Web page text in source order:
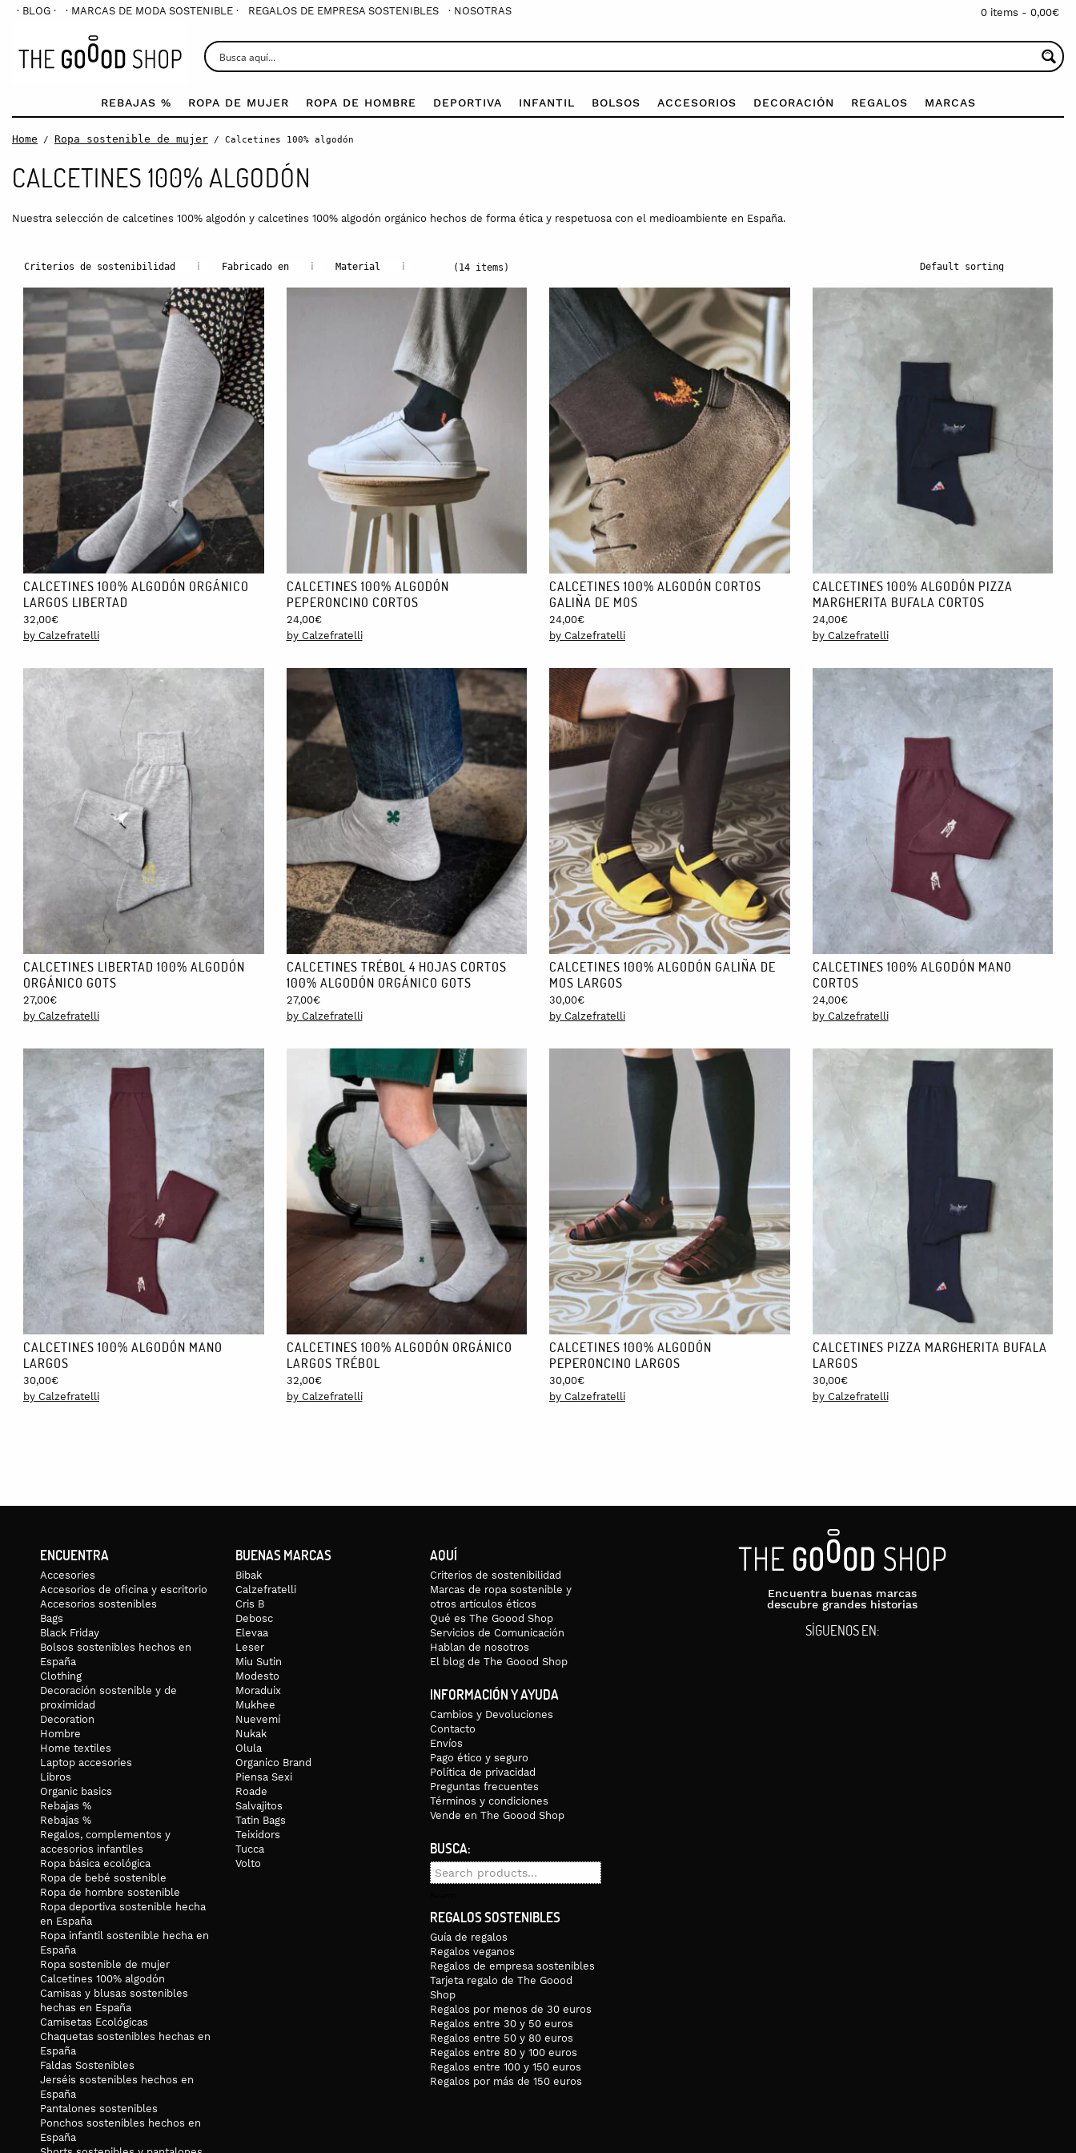
· BLOG · · MARCAS DE MODA SOSTENIBLE · REGALOS DE EMPRESA SOSTENIBLES · NOSOTRAS 0 items - 0,00€
REBAJAS % ROPA DE MUJER ROPA DE HOMBRE DEPORTIVA INFANTIL BOLSOS ACCESORIOS DECORACIÓN REGALOS MARCAS
Home / Ropa sostenible de mujer / Calcetines 100% algodón
CALCETINES 100% ALGODÓN
Nuestra selección de calcetines 100% algodón y calcetines 100% algodón orgánico hechos de forma ética y respetuosa con el medioambiente en España.
i
Criterios de sostenibilidad i
Fabricado en i
Material (14 items)
CALCETINES 100% ALGODÓN ORGÁNICO
LARGOS LIBERTAD
32,00€
by Calzefratelli
CALCETINES 100% ALGODÓN
PEPERONCINO CORTOS
24,00€
by Calzefratelli
CALCETINES 100% ALGODÓN CORTOS
GALIÑA DE MOS
24,00€
by Calzefratelli
CALCETINES 100% ALGODÓN PIZZA
MARGHERITA BUFALA CORTOS
24,00€
by Calzefratelli
CALCETINES LIBERTAD 100% ALGODÓN
ORGÁNICO GOTS
27,00€
by Calzefratelli
CALCETINES TRÉBOL 4 HOJAS CORTOS
100% ALGODÓN ORGÁNICO GOTS
27,00€
by Calzefratelli
CALCETINES 100% ALGODÓN GALIÑA DE
MOS LARGOS
30,00€
by Calzefratelli
CALCETINES 100% ALGODÓN MANO
CORTOS
24,00€
by Calzefratelli
CALCETINES 100% ALGODÓN MANO
LARGOS
30,00€
by Calzefratelli
CALCETINES 100% ALGODÓN ORGÁNICO
LARGOS TRÉBOL
32,00€
by Calzefratelli
CALCETINES 100% ALGODÓN
PEPERONCINO LARGOS
30,00€
by Calzefratelli
CALCETINES PIZZA MARGHERITA BUFALA
LARGOS
30,00€
by Calzefratelli
ENCUENTRA
Accesories
Accesorios de oficina y escritorio
Accesorios sostenibles
Bags
Black Friday
Bolsos sostenibles hechos en
España
Clothing
Decoración sostenible y de
proximidad
Decoration
Hombre
Home textiles
Laptop accesories
Libros
Organic basics
Rebajas %
Rebajas %
Regalos, complementos y
accesorios infantiles
Ropa básica ecológica
Ropa de bebé sostenible
Ropa de hombre sostenible
Ropa deportiva sostenible hecha
en España
Ropa infantil sostenible hecha en
España
Ropa sostenible de mujer
Calcetines 100% algodón
Camisas y blusas sostenibles
hechas en España
Camisetas Ecológicas
Chaquetas sostenibles hechas en
España
Faldas Sostenibles
Jerséis sostenibles hechos en
España
Pantalones sostenibles
Ponchos sostenibles hechos en
España
BUENAS MARCAS
Bibak
Calzefratelli
Cris B
Debosc
Elevaa
Leser
Miu Sutin
Modesto
Moraduix
Mukhee
Nuevemí
Nukak
Olula
Organico Brand
Piensa Sexi
Roade
Salvajitos
Tatin Bags
Teixidors
Tucca
Volto
AQUÍ
Criterios de sostenibilidad
Marcas de ropa sostenible y
otros artículos éticos
Qué es The Goood Shop
Servicios de Comunicación
Hablan de nosotros
El blog de The Goood Shop
INFORMACIÓN Y AYUDA
Cambios y Devoluciones
Contacto
Envíos
Pago ético y seguro
Política de privacidad
Preguntas frecuentes
Términos y condiciones
Vende en The Goood Shop
BUSCA:
Search
REGALOS SOSTENIBLES
Guía de regalos
Regalos veganos
Regalos de empresa sostenibles
Tarjeta regalo de The Goood
Shop
Regalos por menos de 30 euros
Regalos entre 30 y 50 euros
Regalos entre 50 y 80 euros
Regalos entre 80 y 100 euros
Regalos entre 100 y 150 euros
Regalos por más de 150 euros
Encuentra buenas marcas
descubre grandes historias
SÍGUENOS EN: